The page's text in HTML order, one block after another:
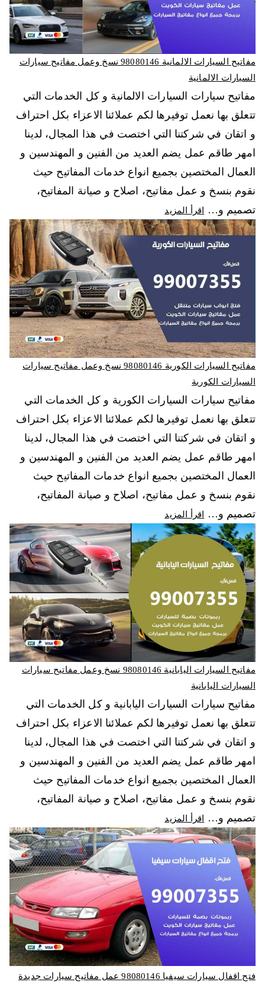
مفاتيح السيارات الالمانية 98080146‬ نسخ وعمل مفاتيح سيارات
السيارات الالمانية
مفاتيح سيارات السيارات الالمانية و كل الخدمات التي
تتعلق بها نعمل توفيرها لكم عملائنا الاعزاء بكل احتراف
و اتقان في شركتنا التي اختصت في هذا المجال، لدينا
امهر طاقم عمل يضم العديد من الفنين و المهندسين و
العمال المختصين بجميع انواع خدمات المفاتيح حيث
نقوم بنسخ و عمل مفاتيح، اصلاح و صيانة المفاتيح،
تصميم و…
اقرأ المزيد
مفاتيح السيارات الكورية 98080146‬ نسخ وعمل مفاتيح سيارات
السيارات الكورية
مفاتيح سيارات السيارات الكورية و كل الخدمات التي
تتعلق بها نعمل توفيرها لكم عملائنا الاعزاء بكل احتراف
و اتقان في شركتنا التي اختصت في هذا المجال، لدينا
امهر طاقم عمل يضم العديد من الفنين و المهندسين و
العمال المختصين بجميع انواع خدمات المفاتيح حيث
نقوم بنسخ و عمل مفاتيح، اصلاح و صيانة المفاتيح،
تصميم و…
اقرأ المزيد
مفاتيح السيارات اليابانية 98080146‬ نسخ وعمل مفاتيح سيارات
السيارات اليابانية
مفاتيح سيارات السيارات اليابانية و كل الخدمات التي
تتعلق بها نعمل توفيرها لكم عملائنا الاعزاء بكل احتراف
و اتقان في شركتنا التي اختصت في هذا المجال، لدينا
امهر طاقم عمل يضم العديد من الفنين و المهندسين و
العمال المختصين بجميع انواع خدمات المفاتيح حيث
نقوم بنسخ و عمل مفاتيح، اصلاح و صيانة المفاتيح،
تصميم و…
اقرأ المزيد
فتح اقفال سيارات سيفيا 98080146‬ عمل مفاتيح سيارات جديدة